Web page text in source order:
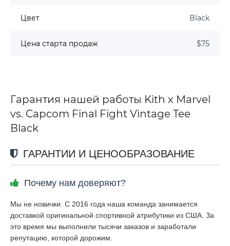
Цвет Black
Цена старта продаж $75
Гарантия нашей работы Kith x Marvel
vs. Capcom Final Fight Vintage Tee
Black
ГАРАНТИИ И ЦЕНООБРАЗОВАНИЕ
Почему нам доверяют?
Мы не новички. С 2016 года наша команда занимается
доставкой оригинальной спортивной атрибутики из США. За
это время мы выполнили тысячи заказов и заработали
репутацию, которой дорожим.